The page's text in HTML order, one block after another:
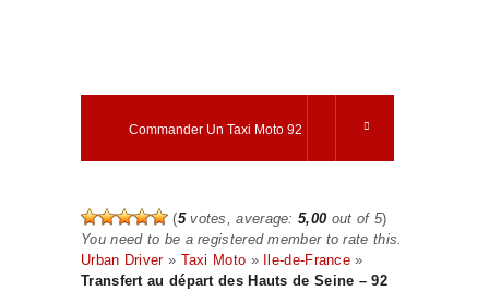
Commander Un Taxi Moto 92
(5votes, average:5,00 out of 5)
You need to be a registered member to rate this.
Urban Driver» Taxi Moto » Ile-de-France »
Transfert au départ des Hauts de Seine – 92